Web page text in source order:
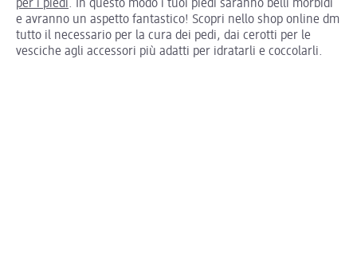
per i piedi . In questo modo i tuoi piedi saranno belli morbidi
e avranno un aspetto fantastico! Scopri nello shop online dm
tutto il necessario per la cura dei pedi, dai cerotti per le
vesciche agli accessori più adatti per idratarli e coccolarli.